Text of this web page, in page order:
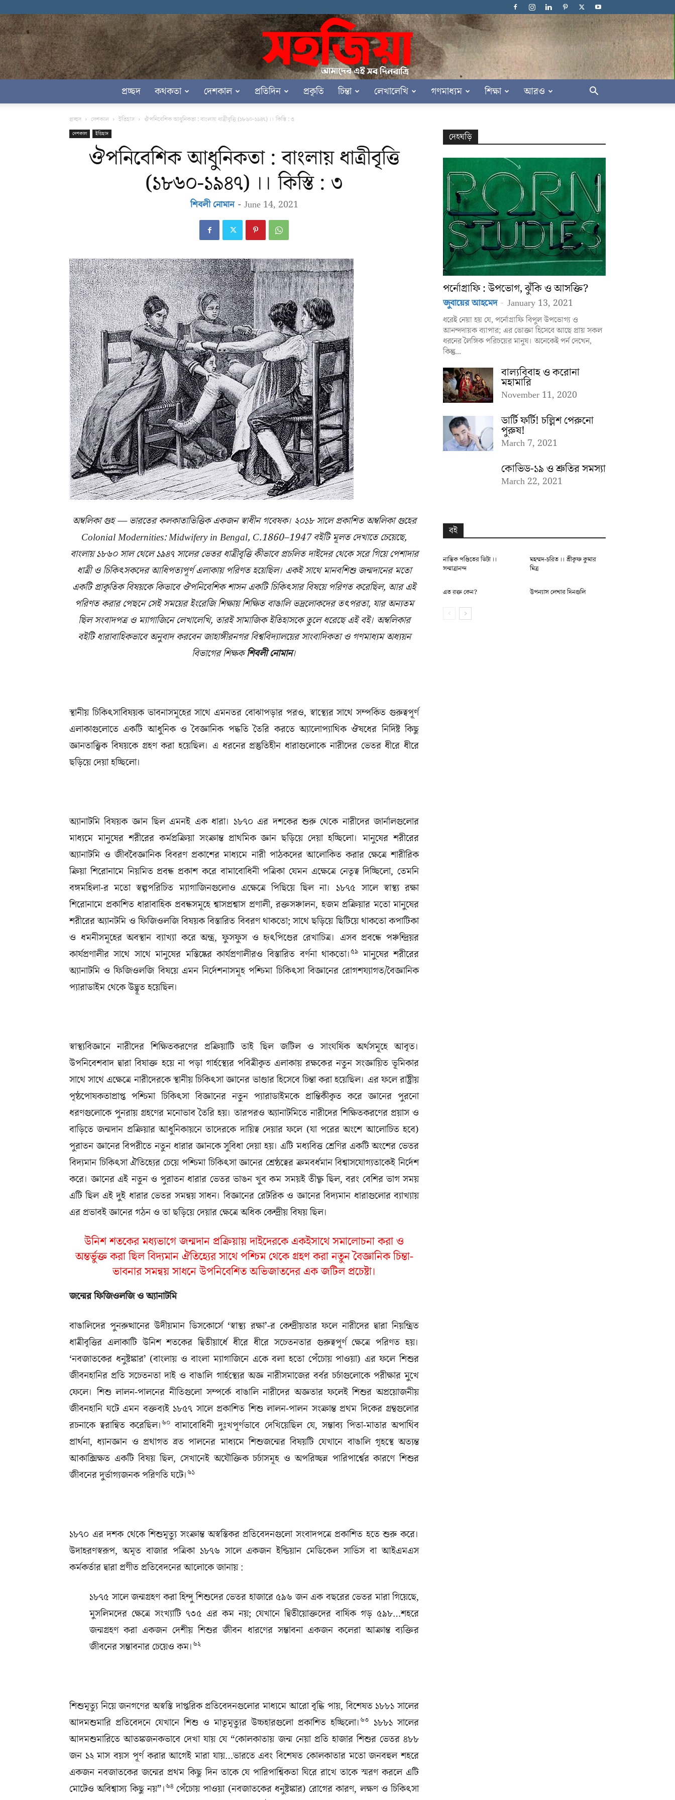
প্রচ্ছদ কথকতা দেশকাল প্রতিদিন প্রকৃতি চিন্তা লেখালেখি গণমাধ্যম শিক্ষা আরও
প্রচ্ছদ দেশকাল ইতিহাস ঔপনিবেশিক আধুনিকতা : বাংলায় ধাত্রীবৃত্তি (১৮৬০-১৯৪৭) ।। কিস্তি : ৩
দেশকাল ইতিহাস
ঔপনিবেশিক আধুনিকতা : বাংলায় ধাত্রীবৃত্তি
(১৮৬০-১৯৪৭) ।। কিস্তি : ৩
শিবলী নোমান - June 14, 2021
অম্বলিকা গুহ — ভারতের কলকাতাভিত্তিক একজন স্বাধীন গবেষক। ২০১৮ সালে প্রকাশিত অম্বলিকা গুহের
Colonial Modernities: Midwifery in Bengal, C.1860–1947 বইটি মূলত দেখাতে চেয়েছে,
বাংলায় ১৮৬০ সাল থেলে ১৯৪৭ সালের ভেতর ধাত্রীবৃত্তি কীভাবে প্রচলিত দাইদের থেকে সরে গিয়ে পেশাদার
ধাত্রী ও চিকিৎসকদের আধিপত্যপূর্ণ এলাকায় পরিণত হয়েছিল। একই সাথে মানবশিশু জন্মদানের মতো
একটি প্রাকৃতিক বিষয়কে কিভাবে ঔপনিবেশিক শাসন একটি চিকিৎসার বিষয়ে পরিণত করেছিল, আর এই
পরিণত করার পেছনে সেই সময়ের ইংরেজি শিক্ষায় শিক্ষিত বাঙালি ভদ্রলোকদের তৎপরতা, যার অন্যতম
ছিল সংবাদপত্র ও ম্যাগাজিনে লেখালেখি, তারই সামাজিক ইতিহাসকে তুলে ধরেছে এই বই। অম্বলিকার
বইটি ধারাবাহিকভাবে অনুবাদ করবেন জাহাঙ্গীরনগর বিশ্ববিদ্যালয়ের সাংবাদিকতা ও গণমাধ্যম অধ্যয়ন
বিভাগের শিক্ষকশিবলী নোমান।
স্থানীয় চিকিৎসাবিষয়ক ভাবনাসমূহের সাথে এমনতর বোঝাপড়ার পরও, স্বাস্থ্যের সাথে সম্পর্কিত গুরুত্বপূর্ণ
এলাকাগুলোতে একটি আধুনিক ও বৈজ্ঞানিক পদ্ধতি তৈরি করতে অ্যালোপ্যাথিক ঔষধের নির্দিষ্ট কিছু
জ্ঞানতাত্ত্বিক বিষয়কে গ্রহণ করা হয়েছিল। এ ধরনের প্রস্তুতিহীন ধারাগুলোকে নারীদের ভেতর ধীরে ধীরে
ছড়িয়ে দেয়া হচ্ছিলো।
অ্যানাটমি বিষয়ক জ্ঞান ছিল এমনই এক ধারা। ১৮৭০ এর দশকের শুরু থেকে নারীদের জার্নালগুলোর
মাধ্যমে মানুষের শরীরের কর্মপ্রক্রিয়া সংক্রান্ত প্রাথমিক জ্ঞান ছড়িয়ে দেয়া হচ্ছিলো। মানুষের শরীরের
অ্যানাটমি ও জীববৈজ্ঞানিক বিবরণ প্রকাশের মাধ্যমে নারী পাঠকদের আলোকিত করার ক্ষেত্রে শারীরিক
ক্রিয়া শিরোনামে নিয়মিত প্রবন্ধ প্রকাশ করে বামাবোধিনী পত্রিকা যেমন এক্ষেত্রে নেতৃত্ব দিচ্ছিলো, তেমনি
বঙ্গমহিলা-র মতো স্বল্পপরিচিত ম্যাগাজিনগুলোও এক্ষেত্রে পিছিয়ে ছিল না। ১৮৭৫ সালে স্বাস্থ্য রক্ষা
শিরোনামে প্রকাশিত ধারাবাহিক প্রবন্ধসমূহে শ্বাসপ্রশ্বাস প্রণালী, রক্তসঞ্চালন, হজম প্রক্রিয়ার মতো মানুষের
শরীরের অ্যানটমি ও ফিজিওলজি বিষয়ক বিস্তারিত বিবরণ থাকতো; সাথে ছড়িয়ে ছিটিয়ে থাকতো কপাটিকা
ও ধমনীসমূহের অবস্থান ব্যাখ্যা করে অন্ত্র, ফুসফুস ও হৃৎপিণ্ডের রেখাচিত্র। এসব প্রবন্ধে পঞ্চন্দ্রিয়র
কার্যপ্রণালীর সাথে সাথে মানুষের মস্তিষ্কের কার্যপ্রণালীরও বিস্তারিত বর্ণনা থাকতো।৫৯ মানুষের শরীরের
অ্যানাটমি ও ফিজিওলজি বিষয়ে এমন নির্দেশনাসমূহ পশ্চিমা চিকিৎসা বিজ্ঞানের রোগশয্যাগত/বৈজ্ঞানিক
প্যারাডাইম থেকে উদ্ভূত হয়েছিল।
স্বাস্থ্যবিজ্ঞানে নারীদের শিক্ষিতকরণের প্রক্রিয়াটি তাই ছিল জটিল ও সাংঘর্ষিক অর্থসমূহে আবৃত।
উপনিবেশবাদ দ্বারা বিষাক্ত হয়ে না পড়া গার্হস্থ্যের পবিত্রীকৃত এলাকায় রক্ষকের নতুন সংজ্ঞায়িত ভূমিকার
সাথে সাথে এক্ষেত্রে নারীদেরকে স্থানীয় চিকিৎসা জ্ঞানের ভাণ্ডার হিসেবে চিন্তা করা হয়েছিল। এর ফলে রাষ্ট্রীয়
পৃষ্ঠপোষকতাপ্রাপ্ত পশ্চিমা চিকিৎসা বিজ্ঞানের নতুন প্যারাডাইমকে প্রান্তিকীকৃত করে জ্ঞানের পুরনো
ধরণগুলোকে পুনরায় গ্রহণের মনোভাব তৈরি হয়। তারপরও অ্যানাটমিতে নারীদের শিক্ষিতকরণের প্রয়াস ও
বাড়িতে জন্মদান প্রক্রিয়ার আধুনিকায়নে তাদেরকে দায়িত্ব দেয়ার ফলে (যা পরের অংশে আলোচিত হবে)
পুরাতন জ্ঞানের বিপরীতে নতুন ধারার জ্ঞানকে সুবিধা দেয়া হয়। এটি মধ্যবিত্ত শ্রেণির একটি অংশের ভেতর
বিদ্যমান চিকিৎসা ঐতিহ্যের চেয়ে পশ্চিমা চিকিৎসা জ্ঞানের শ্রেষ্ঠত্বের ক্রমবর্ধমান বিশ্বাসযোগ্যতাকেই নির্দেশ
করে। জ্ঞানের এই নতুন ও পুরাতন ধারার ভেতর ভাঙন খুব কম সময়ই তীক্ষ্ণ ছিল, বরং বেশির ভাগ সময়
এটি ছিল এই দুই ধারার ভেতর সমন্বয় সাধন। বিজ্ঞানের রেটরিক ও জ্ঞানের বিদ্যমান ধারাগুলোর ব্যাখ্যায়
এর প্রভাবই জ্ঞানের গঠন ও তা ছড়িয়ে দেয়ার ক্ষেত্রে অধিক কেন্দ্রীয় বিষয় ছিল।
উনিশ শতকের মধ্যভাগে জন্মদান প্রক্রিয়ায় দাইদেরকে একইসাথে সমালোচনা করা ও
অন্তর্ভুক্ত করা ছিল বিদ্যমান ঐতিহ্যের সাথে পশ্চিম থেকে গ্রহণ করা নতুন বৈজ্ঞানিক চিন্তা-
ভাবনার সমন্বয় সাধনে উপনিবেশিত অভিজাতদের এক জটিল প্রচেষ্টা।
জন্মেরফিজিওলজিওঅ্যানাটমি
বাঙালিদের পুনরুত্থানের উদীয়মান ডিসকোর্সে ‘স্বাস্থ্য রক্ষা’-র কেন্দ্রীয়তার ফলে নারীদের দ্বারা নিয়ন্ত্রিত
ধাত্রীবৃত্তির এলাকাটি উনিশ শতকের দ্বিতীয়ার্ধে ধীরে ধীরে সচেতনতার গুরুত্বপূর্ণ ক্ষেত্রে পরিণত হয়।
‘নবজাতকের ধনুষ্টঙ্কার’ (বাংলায় ও বাংলা ম্যাগাজিনে একে বলা হতো পেঁচোয় পাওয়া) এর ফলে শিশুর
জীবনহানির প্রতি সচেতনতা দাই ও বাঙালি গার্হস্থ্যের অজ্ঞ নারীসমাজের বর্বর চর্চাগুলোকে পরীক্ষার মুখে
ফেলে। শিশু লালন-পালনের নীতিগুলো সম্পর্কে বাঙালি নারীদের অজ্ঞতার ফলেই শিশুর অপ্রয়োজনীয়
জীবনহানি ঘটে এমন বক্তব্যই ১৮৫৭ সালে প্রকাশিত শিশু লালন-পালন সংক্রান্ত প্রথম দিকের গ্রন্থগুলোর
রচনাকে ত্বরান্বিত করেছিল।৬০ বামাবোধিনী দুঃখপূর্ণভাবে দেখিয়েছিল যে, সম্ভাব্য পিতা-মাতার অপার্থিব
প্রার্থনা, ধ্যানজ্ঞান ও প্রথাগত ব্রত পালনের মাধ্যমে শিশুজন্মের বিষয়টি যেখানে বাঙালি গৃহস্থে অত্যন্ত
আকাক্সিক্ষত একটি বিষয় ছিল, সেখানেই অযৌক্তিক চর্চাসমূহ ও অপরিচ্ছন্ন পারিপার্শ্বের কারণে শিশুর
জীবনের দুর্ভাগ্যজনক পরিণতি ঘটে।৬১
১৮৭০ এর দশক থেকে শিশুমৃত্যু সংক্রান্ত অস্বস্তিকর প্রতিবেদনগুলো সংবাদপত্রে প্রকাশিত হতে শুরু করে।
উদাহরণস্বরূপ, অমৃত বাজার পত্রিকা ১৮৭৬ সালে একজন ইন্ডিয়ান মেডিকেল সার্ভিস বা আইএমএস
কর্মকর্তার দ্বারা প্রণীত প্রতিবেদনের আলোকে জানায় :
১৮৭৫ সালে জন্মগ্রহণ করা হিন্দু শিশুদের ভেতর হাজারে ৫৯৬ জন এক বছরের ভেতর মারা গিয়েছে,
মুসলিমদের ক্ষেত্রে সংখ্যাটি ৭৩৫ এর কম নয়; যেখানে দ্বিতীয়োক্তদের বার্ষিক গড় ৫৯৮…শহরে
জন্মগ্রহণ করা একজন দেশীয় শিশুর জীবন ধারণের সম্ভাবনা একজন কলেরা আক্রান্ত ব্যক্তির
জীবনের সম্ভাবনার চেয়েও কম।৬২
শিশুমৃত্যু নিয়ে জনগণের অস্বস্তি দাপ্তরিক প্রতিবেদনগুলোর মাধ্যমে আরো বৃদ্ধি পায়, বিশেষত ১৮৮১ সালের
আদমশুমারি প্রতিবেদনে যেখানে শিশু ও মাতৃমৃত্যুর উচ্চহারগুলো প্রকাশিত হচ্ছিলো।৬৩ ১৮৮১ সালের
আদমশুমারিতে আতঙ্কজনকভাবে দেখা যায় যে “কোলকাতায় জন্ম নেয়া প্রতি হাজার শিশুর ভেতর ৪৮৮
জন ১২ মাস বয়স পূর্ণ করার আগেই মারা যায়…ভারতে এবং বিশেষত কোলকাতার মতো জনবহুল শহরে
একজন নবজাতকের জন্মের প্রথম কিছু দিন তাকে যে পারিপার্শ্বিকতা ঘিরে রাখে তাকে স্মরণ করলে এটি
মোটেও অবিশ্বাস্য কিছু নয়”।৬৪পেঁচোয় পাওয়া (নবজাতকের ধনুষ্টঙ্কার) রোগের কারণ, লক্ষণ ও চিকিৎসা
দেহঘড়ি
পর্নোগ্রাফি : উপভোগ, ঝুঁকি ও আসক্তি?
জুবায়ের আহমেদ - January 13, 2021
ধরেই নেয়া হয় যে, পর্নোগ্রাফি বিপুল উপভোগ্য ও
আনন্দদায়ক ব্যাপার; এর ভোক্তা হিসেবে আছে প্রায় সকল
ধরনের লৈঙ্গিক পরিচয়ের মানুষ। অনেকেই পর্ন দেখেন,
কিন্তু...
বাল্যবিবাহ ও করোনা
মহামারি
November 11, 2020
ডার্টি ফর্টি! চল্লিশ পেরুনো
পুরুষ!
March 7, 2021
কোভিড-১৯ ও শ্রুতির সমস্যা
March 22, 2021
বই
নাস্তিক পণ্ডিতের ভিটা ।।
সন্মাত্রানন্দ
মহম্মদ-চরিত ।। শ্রীকৃষ্ণ কুমার
মিত্র
এত রক্ত কেন? উপন্যাস লেখার দিনগুলি